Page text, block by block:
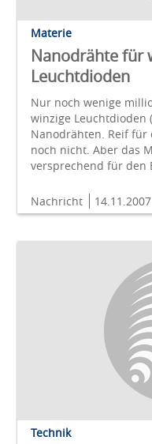
Materie
Nanodrähte für
Leuchtdioden
Nur noch wenige
winzige Leuchtdioden
Nanodrähten. Reif für
noch nicht. Aber das
versprechend für den
Nachricht 14.11.2007
Technik